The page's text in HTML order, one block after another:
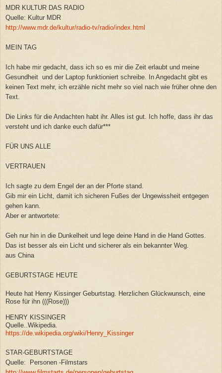
MDR KULTUR DAS RADIO
Quelle: Kultur MDR
http://www.mdr.de/kultur/radio-tv/radio/index.html
MEIN TAG
Ich habe mir gedacht, dass ich so es mir die Zeit erlaubt und meine
Gesundheit und der Laptop funktioniert schreibe. In Angedacht gibt es
keinen Text mehr, ich erzähle nicht mehr so viel nach wie früher ohne den
Text.
Die Links für die Andachten habt ihr. Alles ist gut. Ich hoffe, dass ihr das
versteht und ich danke euch dafür***
FÜR UNS ALLE
VERTRAUEN
Ich sagte zu dem Engel der an der Pforte stand.
Gib mir ein Licht, damit ich sicheren Fußes der Ungewissheit entgegen
gehen kann.
Aber er antwortete:
Geh nur hin in die Dunkelheit und lege deine Hand in die Hand Gottes.
Das ist besser als ein Licht und sicherer als ein bekannter Weg.
aus China
GEBURTSTAGE HEUTE
Heute hat Henry Kissinger Geburtstag. Herzlichen Glückwunsch, eine
Rose für ihn (((Rose)))
HENRY KISSINGER
Quelle..Wikipedia.
https://de.wikipedia.org/wiki/Henry_Kissinger
STAR-GEBURTSTAGE
Quelle: Personen -Filmstars